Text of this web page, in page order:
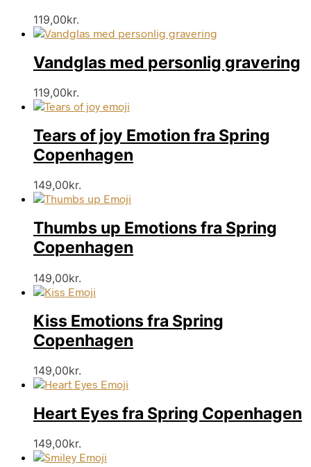
119,00kr.
Vandglas med personlig gravering
119,00kr.
Tears of joy Emotion fra Spring
Copenhagen
149,00kr.
Thumbs up Emotions fra Spring
Copenhagen
149,00kr.
Kiss Emotions fra Spring
Copenhagen
149,00kr.
Heart Eyes fra Spring Copenhagen
149,00kr.